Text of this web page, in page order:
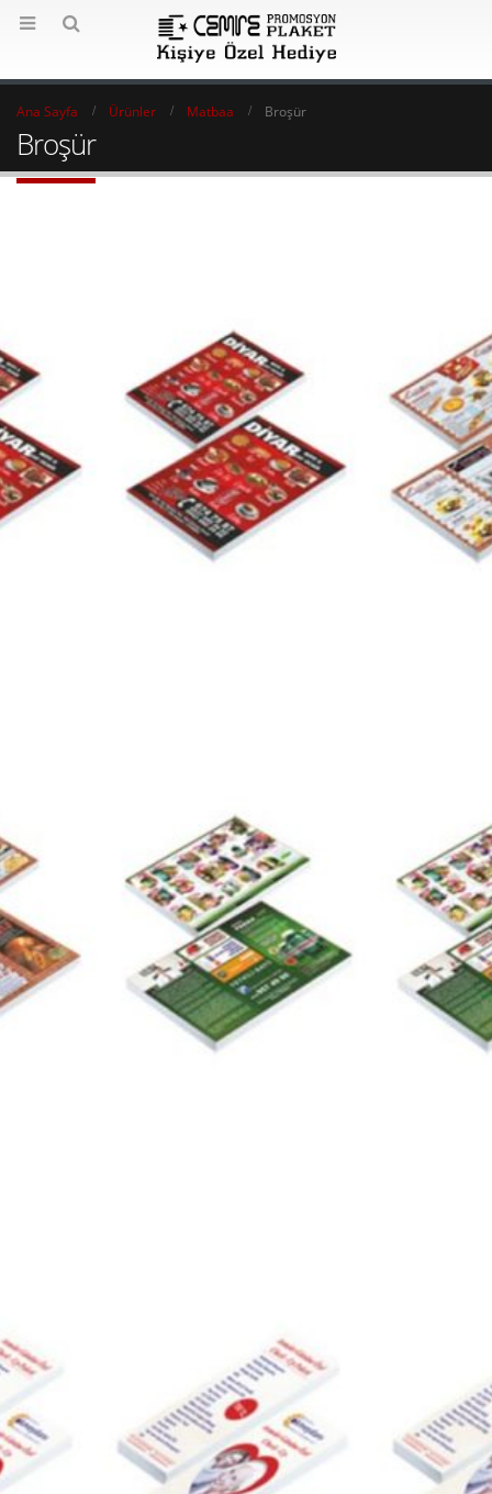
Ana Sayfa Ürünler Matbaa Broşür
Broşür